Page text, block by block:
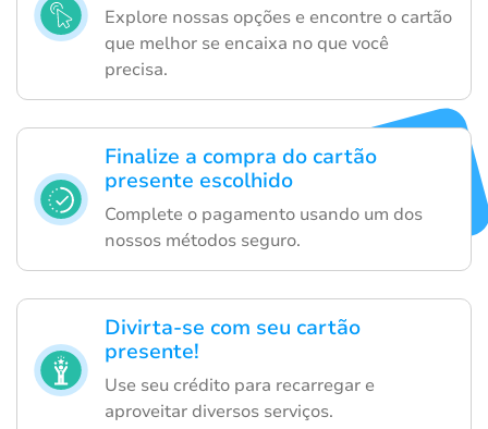
Explore nossas opções e encontre o cartão
que melhor se encaixa no que você
precisa.
Finalize a compra do cartão
presente escolhido
Complete o pagamento usando um dos
nossos métodos seguro.
Divirta-se com seu cartão
presente!
Use seu crédito para recarregar e
aproveitar diversos serviços.